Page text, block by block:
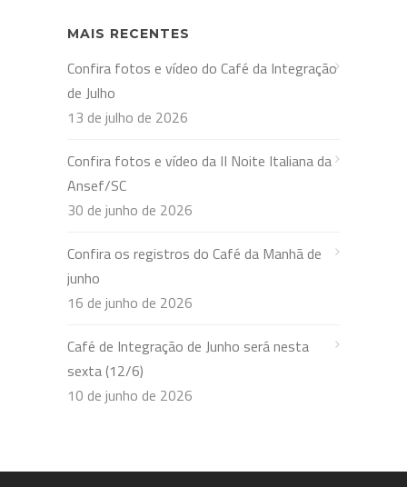
MAIS RECENTES
Confira fotos e vídeo do Café da Integração
de Julho
13 de julho de 2026
Confira fotos e vídeo da II Noite Italiana da
Ansef/SC
30 de junho de 2026
Confira os registros do Café da Manhã de
junho
16 de junho de 2026
Café de Integração de Junho será nesta
sexta (12/6)
10 de junho de 2026